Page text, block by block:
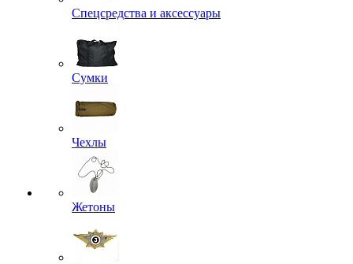
Спецсредства и аксессуары
Сумки
Чехлы
Жетоны